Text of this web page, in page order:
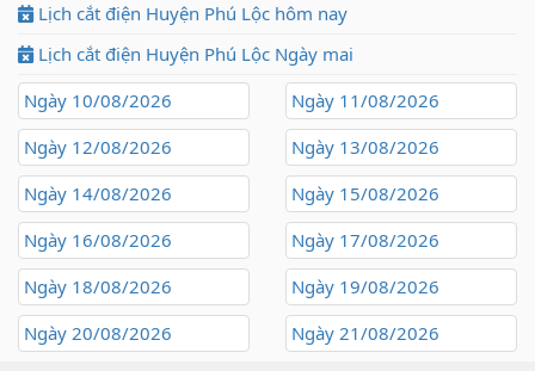
Lịch cắt điện Huyện Phú Lộc hôm nay
Lịch cắt điện Huyện Phú Lộc Ngày mai
Ngày 10/08/2026
Ngày 11/08/2026
Ngày 12/08/2026
Ngày 13/08/2026
Ngày 14/08/2026
Ngày 15/08/2026
Ngày 16/08/2026
Ngày 17/08/2026
Ngày 18/08/2026
Ngày 19/08/2026
Ngày 20/08/2026
Ngày 21/08/2026